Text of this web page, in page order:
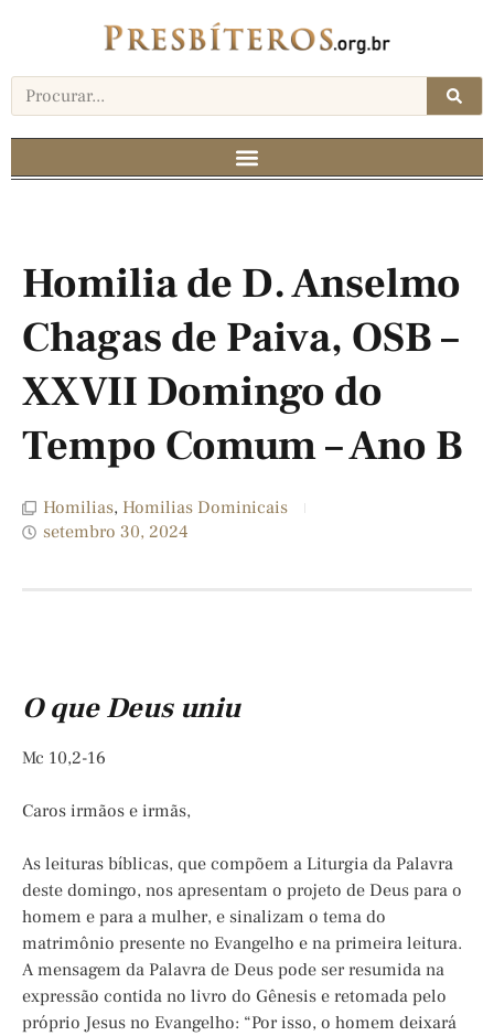
Homilia de D. Anselmo
Chagas de Paiva, OSB –
XXVII Domingo do
Tempo Comum – Ano B
Homilias, Homilias Dominicais
setembro 30, 2024
O que Deus uniu
Mc 10,2-16
Caros irmãos e irmãs,
As leituras bíblicas, que compõem a Liturgia da Palavra
deste domingo, nos apresentam o projeto de Deus para o
homem e para a mulher, e sinalizam o tema do
matrimônio presente no Evangelho e na primeira leitura.
A mensagem da Palavra de Deus pode ser resumida na
expressão contida no livro do Gênesis e retomada pelo
próprio Jesus no Evangelho: “Por isso, o homem deixará